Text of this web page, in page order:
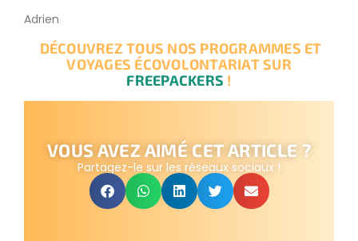
Adrien
DÉCOUVREZ TOUS NOS PROGRAMMES ET
VOYAGES ÉCOVOLONTARIAT SUR
FREEPACKERS !
VOUS AVEZ AIMÉ CET ARTICLE ?
Partagez-le sur les réseaux sociaux !